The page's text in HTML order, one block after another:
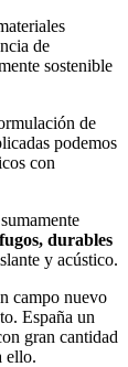
de
sostenible
de
podemos
con
durables
y acústico.
campo nuevo
España un
gran cantidad
ello.